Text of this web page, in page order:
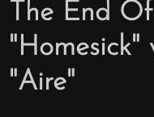
The End
"Homesick"
"Aire"